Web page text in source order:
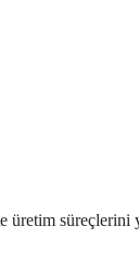
üretim